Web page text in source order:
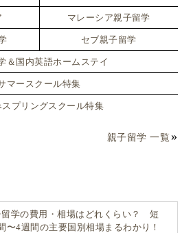
マレーシア親子留学
セブ親子留学
＆国内英語ホームステイ
マースクール特集
スプリングスクール特集
親子留学 一覧
留学の費用・相場はどれくらい？ 短
〜4週間の主要国別相場まるわかり！